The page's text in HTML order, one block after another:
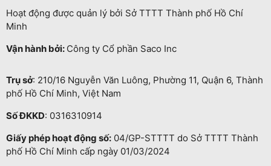
Hoạt động được quản lý bởi Sở TTTT Thành phố Hồ Chí
Minh
Vận hành bởi: Công ty Cổ phần Saco Inc
Trụ sở: 210/16 Nguyễn Văn Luông, Phường 11, Quận 6, Thành
phố Hồ Chí Minh, Việt Nam
Số ĐKKD: 0316310914
Giấy phép hoạt động số: 04/GP-STTTT do Sở TTTT Thành
phố Hồ Chí Minh cấp ngày 01/03/2024